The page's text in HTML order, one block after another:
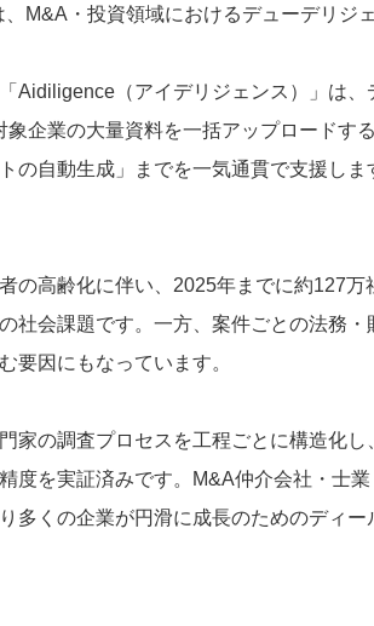
M&A・投資領域におけるデューデリジ
Aidiligence（アイデリジェンス）」は
象企業の大量資料を一括アップロード
の自動生成」までを一気通貫で支援し
の高齢化に伴い、2025年までに約127
社会課題です。一方、案件ごとの法務
要因にもなっています。
家の調査プロセスを工程ごとに構造化
度を実証済みです。M&A仲介会社・士
多くの企業が円滑に成長のためのディー